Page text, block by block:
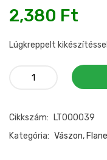
2,380 Ft
Lúgkreppelt
Krepp
Cikkszám:
LT000039
Kategória: Vászon,